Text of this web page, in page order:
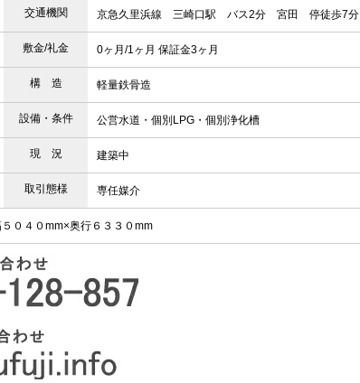
交通機関 京急久里浜線 三崎口駅 バス2分 宮田 停徒歩7分
敷金/礼金 0ヶ月/1ヶ月 保証金3ヶ月
構 造 軽量鉄骨造
設備・条件 公営水道・個別LPG・個別浄化槽
現 況 建築中
取引態様 専任媒介
０４０mm×奥行６３３０mm